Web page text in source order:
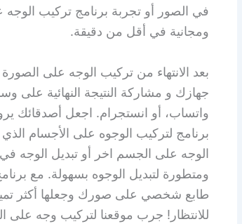
في الصور أو تجربة برنامج تركيب
ومجانية في أقل من دقيقة.
بعد الانتهاء من تركيب الوجه على
جهازك و مشاركة النتيجة النهائية على
واتساب، أو انستجرام. اجعل أصدقائك
برنامج لتركيب الوجوه على الأجسام
ومتطورة لتبديل الوجوه بسهولة. مع
طابع شخصي على صورك وجعلها أكثر